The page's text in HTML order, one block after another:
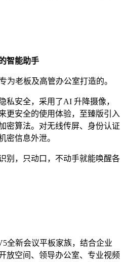
智能助手
老板及高管办公室打造的。
安全，采用了AI 升降摄像，
更安全的使用体验，至臻版引入
密算法。对无线传屏、身份认证
密信息外泄。
，只动口，不动手就能唤醒各
新会议平板家族，结合企业
放空间、领导办公室、专业视频